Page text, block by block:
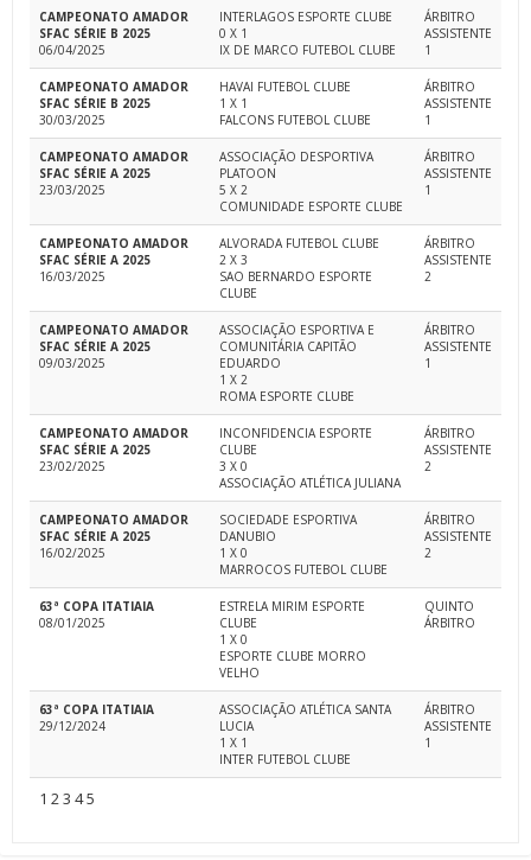
CAMPEONATO AMADOR
SFAC SÉRIE B 2025
06/04/2025
INTERLAGOS ESPORTE CLUBE
0 X 1
IX DE MARCO FUTEBOL CLUBE
ÁRBITRO
ASSISTENTE
1
CAMPEONATO AMADOR
SFAC SÉRIE B 2025
30/03/2025
HAVAI FUTEBOL CLUBE
1 X 1
FALCONS FUTEBOL CLUBE
ÁRBITRO
ASSISTENTE
1
CAMPEONATO AMADOR
SFAC SÉRIE A 2025
23/03/2025
ASSOCIAÇÃO DESPORTIVA
PLATOON
5 X 2
COMUNIDADE ESPORTE CLUBE
ÁRBITRO
ASSISTENTE
1
CAMPEONATO AMADOR
SFAC SÉRIE A 2025
16/03/2025
ALVORADA FUTEBOL CLUBE
2 X 3
SAO BERNARDO ESPORTE
CLUBE
ÁRBITRO
ASSISTENTE
2
CAMPEONATO AMADOR
SFAC SÉRIE A 2025
09/03/2025
ASSOCIAÇÃO ESPORTIVA E
COMUNITÁRIA CAPITÃO
EDUARDO
1 X 2
ROMA ESPORTE CLUBE
ÁRBITRO
ASSISTENTE
1
CAMPEONATO AMADOR
SFAC SÉRIE A 2025
23/02/2025
INCONFIDENCIA ESPORTE
CLUBE
3 X 0
ASSOCIAÇÃO ATLÉTICA JULIANA
ÁRBITRO
ASSISTENTE
2
CAMPEONATO AMADOR
SFAC SÉRIE A 2025
16/02/2025
SOCIEDADE ESPORTIVA
DANUBIO
1 X 0
MARROCOS FUTEBOL CLUBE
ÁRBITRO
ASSISTENTE
2
63ª COPA ITATIAIA
08/01/2025
ESTRELA MIRIM ESPORTE
CLUBE
1 X 0
ESPORTE CLUBE MORRO
VELHO
QUINTO
ÁRBITRO
63ª COPA ITATIAIA
29/12/2024
ASSOCIAÇÃO ATLÉTICA SANTA
LUCIA
1 X 1
INTER FUTEBOL CLUBE
ÁRBITRO
ASSISTENTE
1
1 23 45